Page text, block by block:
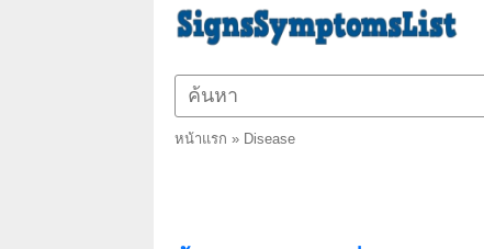
หน้าแรก » Disease